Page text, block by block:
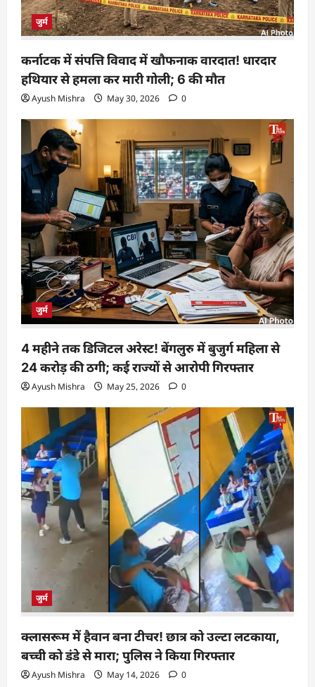
जुर्म
कर्नाटक में संपत्ति विवाद में खौफनाक वारदात! धारदार
हथियार से हमला कर मारी गोली; 6 की मौत
Ayush Mishra May 30, 2026 0
जुर्म
4 महीने तक डिजिटल अरेस्ट! बेंगलुरु में बुजुर्ग महिला से
24 करोड़ की ठगी; कई राज्यों से आरोपी गिरफ्तार
Ayush Mishra May 25, 2026 0
जुर्म
क्लासरूम में हैवान बना टीचर! छात्र को उल्टा लटकाया,
बच्ची को डंडे से मारा; पुलिस ने किया गिरफ्तार
Ayush Mishra May 14, 2026 0